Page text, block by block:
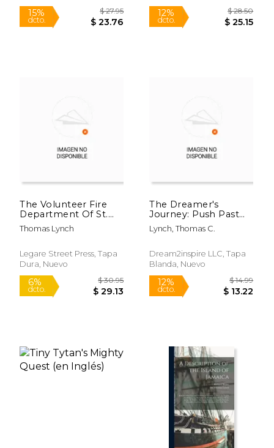
15%
dcto. $ 23.76
12%
dcto.
The Volunteer Fire
Department Of St.
Louis, 1819-1859 (en
Inglés)
Thomas Lynch
Legare Street Press, Tapa
Dura, Nuevo
The Dreamer's
Journey: Push Past
Your Fears And
Pursue Your Dreams
Lynch, Thomas C.
Dream2inspire LLC, Tapa
Blanda, Nuevo